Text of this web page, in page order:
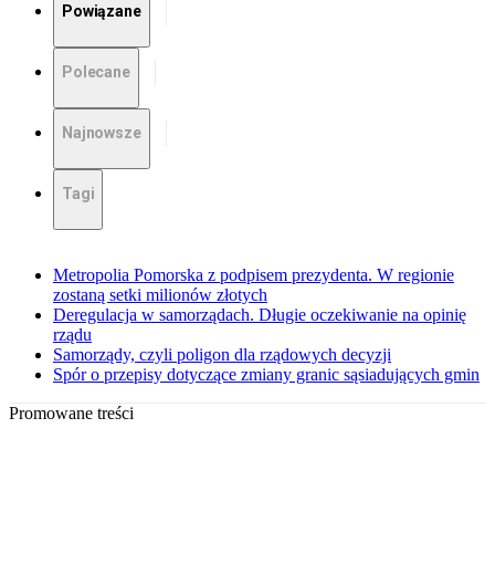
Powiązane
Polecane
Najnowsze
Tagi
Metropolia Pomorska z podpisem prezydenta. W regionie
zostaną setki milionów złotych
Deregulacja w samorządach. Długie oczekiwanie na opinię
rządu
Samorządy, czyli poligon dla rządowych decyzji
Spór o przepisy dotyczące zmiany granic sąsiadujących gmin
Promowane treści